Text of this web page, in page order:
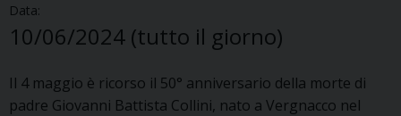
Data:
10/06/2024 (tutto il giorno)
Il 4 maggio è ricorso il 50° anniversario della morte di
padre Giovanni Battista Collini, nato a Vergnacco nel